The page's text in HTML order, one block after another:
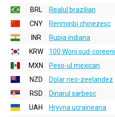
BRL
Realul brazilian
CNY
Renminbi chinezesc
INR
Rupia indiana
KRW
100 Woni sud-coreeni
MXN
Peso-ul mexican
NZD
Dolar neo-zeelandez
RSD
Dinarul sarbesc
UAH
Hryvna ucraineana